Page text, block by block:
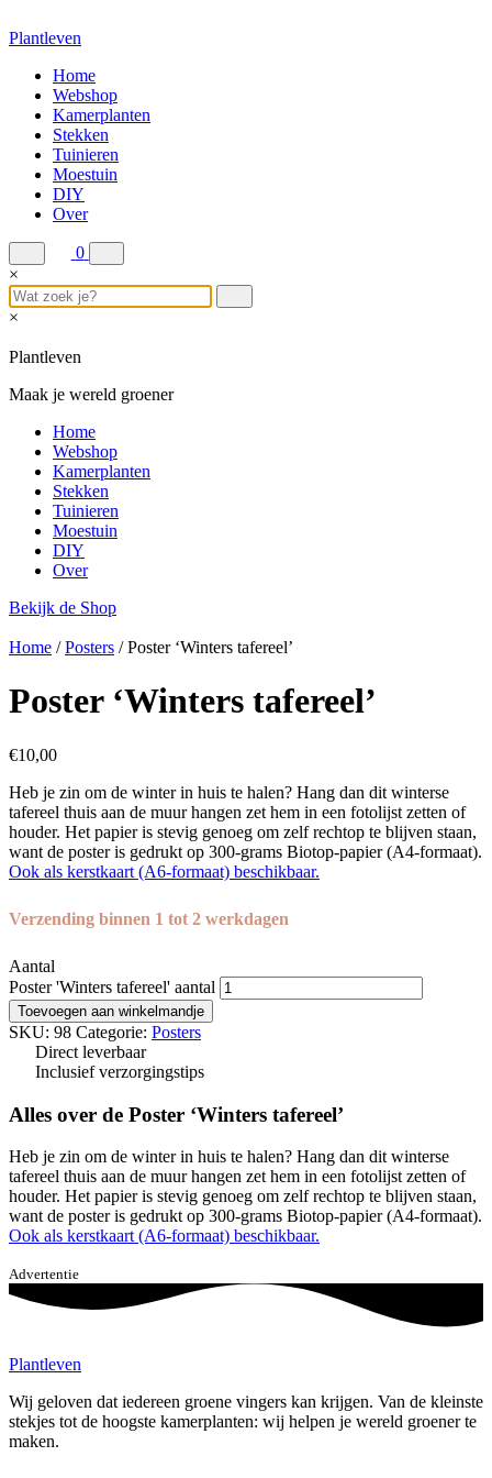
Plantleven
Home
Webshop
Kamerplanten
Stekken
Tuinieren
Moestuin
DIY
Over
0
×
×
Plantleven
Maak je wereld groener
Home
Webshop
Kamerplanten
Stekken
Tuinieren
Moestuin
DIY
Over
Bekijk de Shop
Home /Posters / Poster ‘Winters tafereel’
Poster ‘Winters tafereel’
€10,00
Heb je zin om de winter in huis te halen? Hang dan dit winterse
tafereel thuis aan de muur hangen zet hem in een fotolijst zetten of
houder. Het papier is stevig genoeg om zelf rechtop te blijven staan,
want de poster is gedrukt op 300-grams Biotop-papier (A4-formaat).
Ook als kerstkaart (A6-formaat) beschikbaar.
Verzending binnen 1 tot 2 werkdagen
Aantal
Poster 'Winters tafereel' aantal
Toevoegen aan winkelmandje
SKU: 98 Categorie: Posters
Direct leverbaar
Inclusief verzorgingstips
Alles over de Poster ‘Winters tafereel’
Heb je zin om de winter in huis te halen? Hang dan dit winterse
tafereel thuis aan de muur hangen zet hem in een fotolijst zetten of
houder. Het papier is stevig genoeg om zelf rechtop te blijven staan,
want de poster is gedrukt op 300-grams Biotop-papier (A4-formaat).
Ook als kerstkaart (A6-formaat) beschikbaar.
Advertentie
Plantleven
Wij geloven dat iedereen groene vingers kan krijgen. Van de kleinste
stekjes tot de hoogste kamerplanten: wij helpen je wereld groener te
maken.